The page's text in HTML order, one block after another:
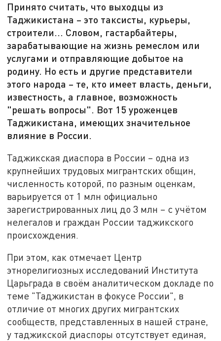
Принято считать, что выходцы из
Таджикистана – это таксисты, курьеры,
строители... Словом, гастарбайтеры,
зарабатывающие на жизнь ремеслом или
услугами и отправляющие добытое на
родину. Но есть и другие представители
этого народа – те, кто имеет власть, деньги,
известность, а главное, возможность
"решать вопросы". Вот 15 уроженцев
Таджикистана, имеющих значительное
влияние в России.
Таджикская диаспора в России – одна из
крупнейших трудовых мигрантских общин,
численность которой, по разным оценкам,
варьируется от 1 млн официально
зарегистрированных лиц до 3 млн – с учётом
нелегалов и граждан России таджикского
происхождения.
При этом, как отмечает Центр
этнорелигиозных исследований Института
Царьграда в своём аналитическом докладе по
теме "Таджикистан в фокусе России", в
отличие от многих других мигрантских
сообществ, представленных в нашей стране,
у таджикской диаспоры отсутствует единая,